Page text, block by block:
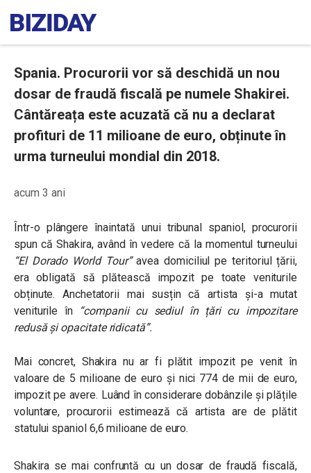
Spania. Procurorii vor să deschidă un nou
dosar de fraudă fiscală pe numele Shakirei.
Cântăreața este acuzată că nu a declarat
profituri de 11 milioane de euro, obținute în
urma turneului mondial din 2018.
acum 3 ani
Într-o plângere înaintată unui tribunal spaniol, procurorii
spun că Shakira, având în vedere că la momentul turneului
“El Dorado World Tour”avea domiciliul pe teritoriul țării,
era obligată să plătească impozit pe toate veniturile
obținute. Anchetatorii mai susțin că artista și-a mutat
veniturile în“companii cu sediul în țări cu impozitare
redusă și opacitate ridicată”.
Mai concret, Shakira nu ar fi plătit impozit pe venit în
valoare de 5 milioane de euro și nici 774 de mii de euro,
impozit pe avere. Luând în considerare dobânzile și plățile
voluntare, procurorii estimează că artista are de plătit
statului spaniol 6,6 milioane de euro.
Shakira se mai confruntă cu un dosar de fraudă fiscală,